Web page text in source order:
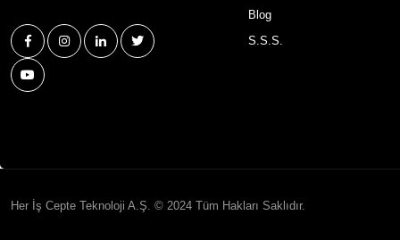
Blog
S.S.S.
Her İş Cepte Teknoloji A.Ş. © 2024 Tüm Hakları Saklıdır.